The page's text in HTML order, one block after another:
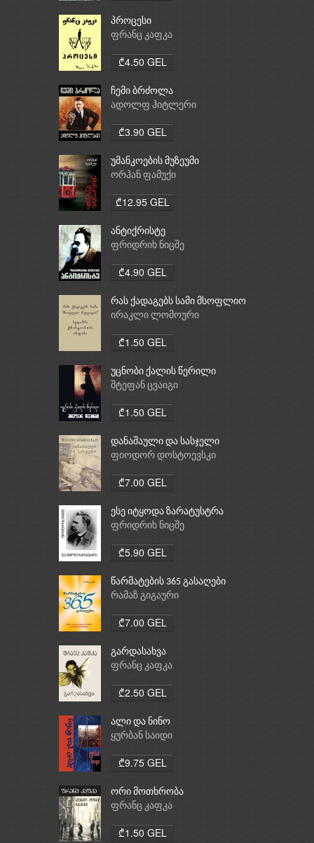
პროცესი
ფრანც კაფკა
₾4.50 GEL
ჩემი ბრძოლა
ადოლფ ჰიტლერი
₾3.90 GEL
უმანკოების მუზეუმი
ორჰან ფამუქი
₾12.95 GEL
ანტიქრისტე
ფრიდრიხ ნიცშე
₾4.90 GEL
რას ქადაგებს სამი მსოფლიო
რელიგია: ბუდიზმი,
ირაკლი ლომოური
₾1.50 GEL
უცნობი ქალის წერილი
შტეფან ცვაიგი
₾1.50 GEL
დანაშაული და სასჯელი
ფიოდორ დოსტოევსკი
₾7.00 GEL
ესე იტყოდა ზარატუსტრა
ფრიდრიხ ნიცშე
₾5.90 GEL
წარმატების 365 გასაღები
რამაზ გიგაური
₾7.00 GEL
გარდასახვა
ფრანც კაფკა
₾2.50 GEL
ალი და ნინო
ყურბან საიდი
₾9.75 GEL
ორი მოთხრობა
ფრანც კაფკა
₾1.50 GEL